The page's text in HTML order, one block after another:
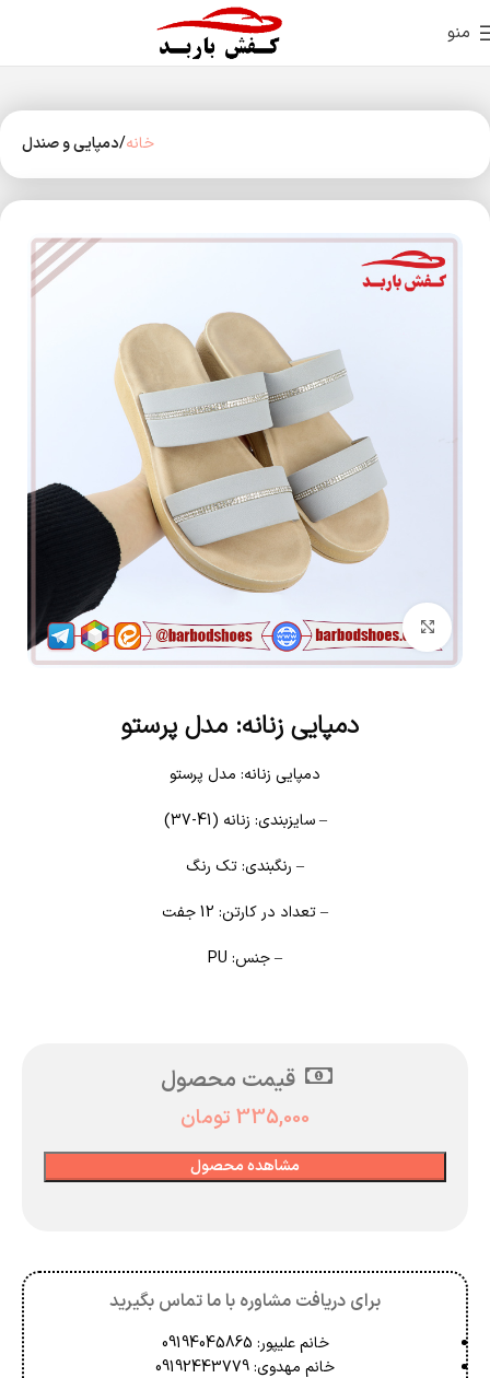
منو
خانه دمپایی و صندل
بزرگنمایی تصویر
دمپایی زنانه: مدل پرستو
دمپایی زنانه: مدل پرستو
– سایزبندی: زنانه (41-37)
– رنگبندی: تک رنگ
– تعداد در کارتن: 12 جفت
– جنس: PU
قیمت محصول
335,000 تومان
مشاهده محصول
برای دریافت مشاوره با ما تماس بگیرید
خانم علیپور: 09194045865
خانم مهدوی: 09192443779